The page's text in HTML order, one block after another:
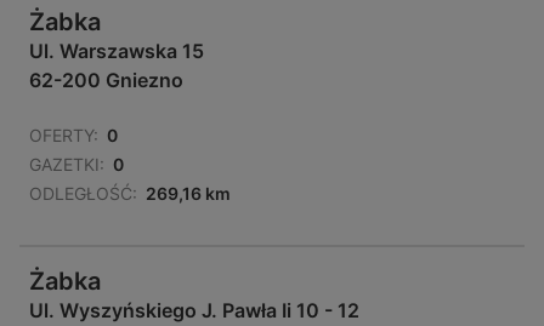
Żabka
Ul. Warszawska 15
62-200 Gniezno
OFERTY: 0
GAZETKI: 0
ODLEGŁOŚĆ: 269,16 km
Żabka
Ul. Wyszyńskiego J. Pawła Ii 10 - 12